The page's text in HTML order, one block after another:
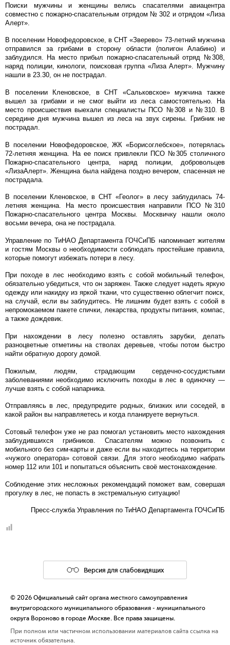
Поиски мужчины и женщины велись спасателями авиацентра
совместно с пожарно-спасательным отрядом № 302 и отрядом «Лиза
Алерт».
В поселении Новофедоровское, в СНТ «Зверево» 73-летний мужчина
отправился за грибами в сторону области (полигон Алабино) и
заблудился. На место прибыл пожарно-спасательный отряд №308,
наряд полиции, кинологи, поисковая группа «Лиза Алерт». Мужчину
нашли в 23.30, он не пострадал.
В поселении Кленовское, в СНТ «Сальковское» мужчина также
вышел за грибами и не смог выйти из леса самостоятельно. На
место происшествия выехали специалисты ПСО №308 и №310. В
середине дня мужчина вышел из леса на звук сирены. Грибник не
пострадал.
В поселении Новофедоровское, ЖК «Борисоглебское», потерялась
72-летняя женщина. На ее поиск привлекли ПСО №305 столичного
Пожарно-спасательного центра, наряд полиции, добровольцев
«ЛизаАлерт». Женщина была найдена поздно вечером, спасенная не
пострадала.
В поселении Кленовское, в СНТ «Геолог» в лесу заблудилась 74-
летняя женщина. На место происшествия направили ПСО №310
Пожарно-спасательного центра Москвы. Москвичку нашли около
восьми вечера, она не пострадала.
Управление по ТиНАО Департамента ГОЧСиПБ напоминает жителям
и гостям Москвы о необходимости соблюдать простейшие правила,
которые помогут избежать потери в лесу.
При походе в лес необходимо взять с собой мобильный телефон,
обязательно убедиться, что он заряжен. Также следует надеть яркую
одежду или накидку из яркой ткани, что существенно облегчит поиск,
на случай, если вы заблудитесь. Не лишним будет взять с собой в
непромокаемом пакете спички, лекарства, продукты питания, компас,
а также дождевик.
При нахождении в лесу полезно оставлять зарубки, делать
разноцветные отметины на стволах деревьев, чтобы потом быстро
найти обратную дорогу домой.
Пожилым, людям, страдающим сердечно-сосудистыми
заболеваниями необходимо исключить походы в лес в одиночку —
лучше взять с собой напарника.
Отправляясь в лес, предупредите родных, близких или соседей, в
какой район вы направляетесь и когда планируете вернуться.
Сотовый телефон уже не раз помогал установить место нахождения
заблудившихся грибников. Спасателям можно позвонить с
мобильного без сим-карты и даже если вы находитесь на территории
«чужого оператора» сотовой связи. Для этого необходимо набрать
номер 112 или 101 и попытаться объяснить своё местонахождение.
Соблюдение этих несложных рекомендаций поможет вам, совершая
прогулку в лес, не попасть в экстремальную ситуацию!
Пресс-служба Управления по ТиНАО Департамента ГОЧСиПБ
Версия для слабовидящих
© 2026 Официальный сайт органа местного самоуправления
внутригородского муниципального образования - муниципального
округа Вороново в городе Москве. Все права защищены.
При полном или частичном использовании материалов сайта ссылка на
источник обязательна.